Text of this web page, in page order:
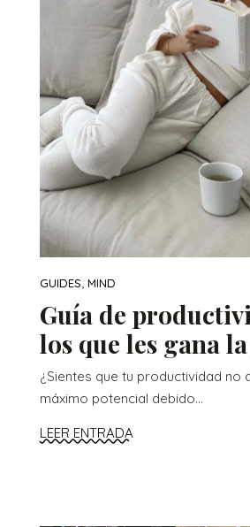
GUIDES MIND
Guía de
los que les gana
¿Sientes que tu productividad no
máximo potencial debido...
LEER ENTRADA